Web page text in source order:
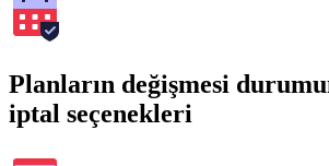
Planların değişmesi
iptal seçenekleri